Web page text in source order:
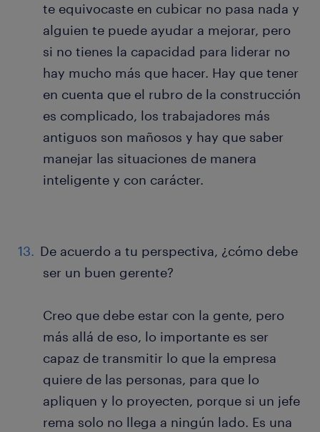
te equivocaste en cubicar no pasa nada y
alguien te puede ayudar a mejorar, pero
si no tienes la capacidad para liderar no
hay mucho más que hacer. Hay que tener
en cuenta que el rubro de la construcción
es complicado, los trabajadores más
antiguos son mañosos y hay que saber
manejar las situaciones de manera
inteligente y con carácter.
De acuerdo a tu perspectiva, ¿cómo debe
ser un buen gerente?
Creo que debe estar con la gente, pero
más allá de eso, lo importante es ser
capaz de transmitir lo que la empresa
quiere de las personas, para que lo
apliquen y lo proyecten, porque si un jefe
rema solo no llega a ningún lado. Es una